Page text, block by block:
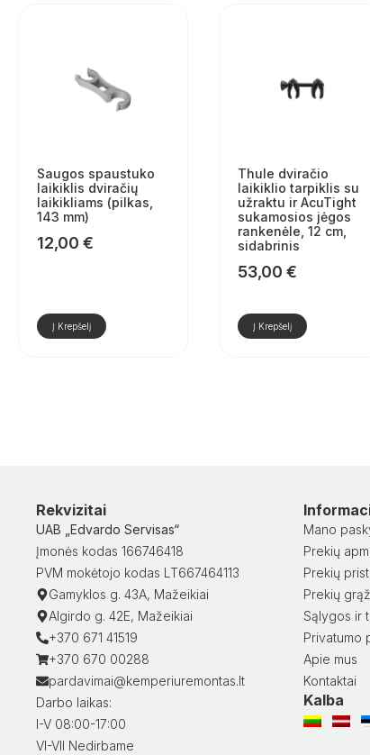
Saugos spaustuko
laikiklis dviračių
laikikliams (pilkas,
143 mm)
12,00 €
Į Krepšelį
Thule dviračio
laikiklio tarpiklis su
užraktu ir AcuTight
sukamosios jėgos
rankenėle, 12 cm,
sidabrinis
53,00 €
Į Krepšelį
Rekvizitai
UAB „Edvardo Servisas“
Įmonės kodas 166746418
PVM mokėtojo kodas LT667464113
Gamyklos g. 43A, Mažeikiai
Algirdo g. 42E, Mažeikiai
+370 671 41519
+370 670 00288
pardavimai@kemperiuremontas.lt
Darbo laikas:
I-V 08:00-17:00
VI-VII Nedirbame
Mano
Prekių
Prekių
Prekių
Sąlygos ir
Privatumo
Apie mus
Kontaktai
Kalba